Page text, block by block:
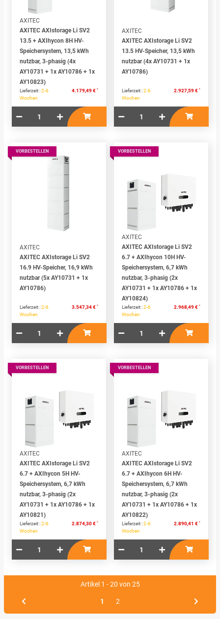
AXITEC
AXITEC AXIstorage Li SV2
13.5 + AXIhycon 8H HV-
Speichersystem, 13,5 kWh
nutzbar, 3-phasig (4x
AY10731 + 1x AY10786 + 1x
AY10823)
Lieferzeit :2-6
Wochen
4.179,49 € *
AXITEC
AXITEC AXIstorage Li SV2
13.5 HV-Speicher, 13,5 kWh
nutzbar (4x AY10731 + 1x
AY10786)
Lieferzeit :2-6
Wochen
2.927,59 € *
VORBESTELLEN
AXITEC
AXITEC AXIstorage Li SV2
16.9 HV-Speicher, 16,9 kWh
nutzbar (5x AY10731 + 1x
AY10786)
Lieferzeit :2-6
Wochen
3.547,34 € *
VORBESTELLEN
AXITEC
AXITEC AXIstorage Li SV2
6.7 + AXIhycon 10H HV-
Speichersystem, 6,7 kWh
nutzbar, 3-phasig (2x
AY10731 + 1x AY10786 + 1x
AY10824)
Lieferzeit :2-6
Wochen
2.968,49 € *
VORBESTELLEN
AXITEC
AXITEC AXIstorage Li SV2
6.7 + AXIhycon 5H HV-
Speichersystem, 6,7 kWh
nutzbar, 3-phasig (2x
AY10731 + 1x AY10786 + 1x
AY10821)
Lieferzeit :2-6
Wochen
2.874,30 € *
VORBESTELLEN
AXITEC
AXITEC AXIstorage Li SV2
6.7 + AXIhycon 6H HV-
Speichersystem, 6,7 kWh
nutzbar, 3-phasig (2x
AY10731 + 1x AY10786 + 1x
AY10822)
Lieferzeit :2-6
Wochen
2.890,41 € *
Artikel 1 - 20 von 25
1 2